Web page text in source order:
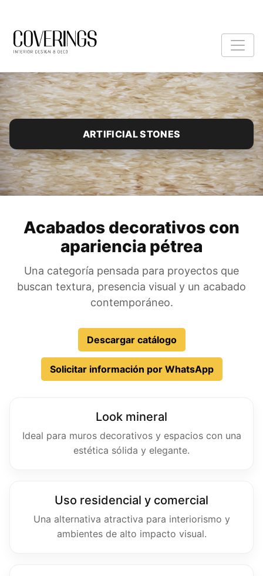
ARTIFICIAL STONES
Acabados decorativos con
apariencia pétrea
Una categoría pensada para proyectos que
buscan textura, presencia visual y un acabado
contemporáneo.
Descargar catálogo
Solicitar información por WhatsApp
Look mineral
Ideal para muros decorativos y espacios con una
estética sólida y elegante.
Uso residencial y comercial
Una alternativa atractiva para interiorismo y
ambientes de alto impacto visual.